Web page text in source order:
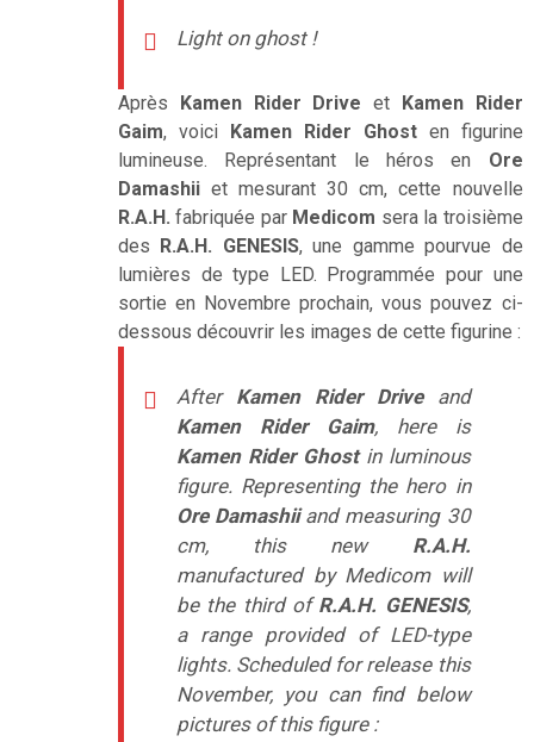
Light on ghost !
Après Kamen Rider Drive et
Kamen Rider
Gaim, voici Kamen Rider Ghosten figurine
lumineuse. Représentant le héros en Ore
Damashii et mesurant 30 cm, cette nouvelle
R.A.H. fabriquée par Medicom sera la troisième
des
R.A.H. GENESIS, une gamme pourvue de
lumières de type LED. Programmée pour une
sortie en Novembre prochain, vous pouvez ci-
dessous découvrir les images de cette figurine :
After Kamen Rider Driveand
Kamen Rider Gaim, here is
Kamen Rider Ghostin luminous
figure. Representing the hero in
Ore Damashiiand measuring 30
cm, this new R.A.H.
manufactured by Medicom will
be the third of R.A.H. GENESIS,
a range provided of LED-type
lights. Scheduled for release this
November, you can find below
pictures of this figure :